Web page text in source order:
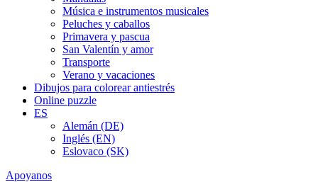
Música e instrumentos musicales
Peluches y caballos
Primavera y pascua
San Valentín y amor
Transporte
Verano y vacaciones
Dibujos para colorear antiestrés
Online puzzle
ES
Alemán (DE)
Inglés (EN)
Eslovaco (SK)
Apoyanos